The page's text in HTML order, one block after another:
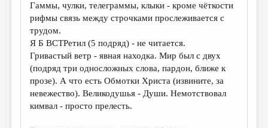
Гаммы, чулки, телеграммы, клыки - кроме чёткости
рифмы связь между строчками прослеживается с
трудом.
Я Б ВСТРетил (5 подряд) - не читается.
Гривастый ветр - явная находка. Мир был с двух
(подряд три односложных слова, пардон, ближе к
прозе). А что есть Обмотки Христа (извините, за
невежество). Великодушья - Души. Немотствовал
кимвал - просто прелесть.